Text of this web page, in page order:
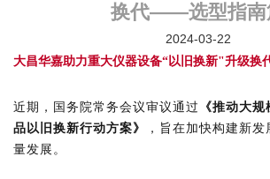
换代——选型指南
2024-03-22
大昌华嘉助力重大仪器设备“以旧换新"升级
近期，国务院常务会议审议通过
《推动大
品以旧换新行动方案》
，旨在加快构建新
量发展。